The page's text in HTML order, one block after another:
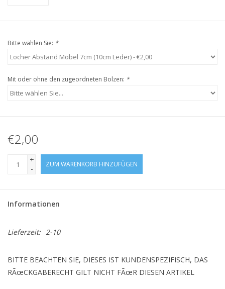
Bitte wählen Sie: *
Mit oder ohne den zugeordneten Bolzen: *
€2,00
+
-
ZUM WARENKORB HINZUFÜGEN
Informationen
Lieferzeit: 2-10
BITTE BEACHTEN SIE, DIESES IST KUNDENSPEZIFISCH, DAS
RÃœCKGABERECHT GILT NICHT FÃœR DIESEN ARTIKEL